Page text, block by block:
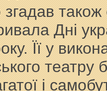
також
Дні
Її у
театру
і